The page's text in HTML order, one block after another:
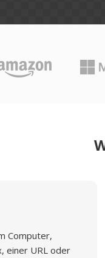
Computer,
einer URL oder